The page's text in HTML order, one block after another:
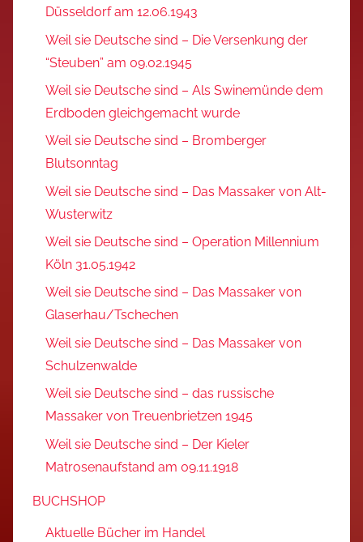
Düsseldorf am 12.06.1943
Weil sie Deutsche sind – Die Versenkung der
“Steuben” am 09.02.1945
Weil sie Deutsche sind – Als Swinemünde dem
Erdboden gleichgemacht wurde
Weil sie Deutsche sind – Bromberger
Blutsonntag
Weil sie Deutsche sind – Das Massaker von Alt-
Wusterwitz
Weil sie Deutsche sind – Operation Millennium
Köln 31.05.1942
Weil sie Deutsche sind – Das Massaker von
Glaserhau/Tschechen
Weil sie Deutsche sind – Das Massaker von
Schulzenwalde
Weil sie Deutsche sind – das russische
Massaker von Treuenbrietzen 1945
Weil sie Deutsche sind – Der Kieler
Matrosenaufstand am 09.11.1918
BUCHSHOP
Aktuelle Bücher im Handel